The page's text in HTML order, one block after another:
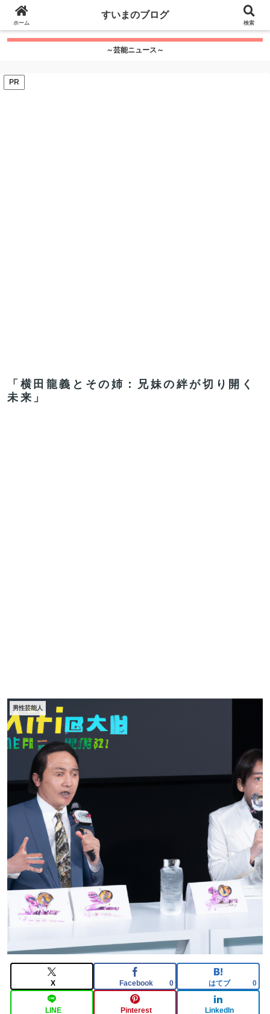
google.com, pub-7115624674097404, DIRECT,
f08c47fec0942fa0
～芸能ニュース～
PR
「横田龍義とその姉：兄妹の絆が切り開く
未来」
男性芸能人
X Facebook 0 はてブ 0
LINE Pinterest LinkedIn
ホーム
すいまのブログ
検索